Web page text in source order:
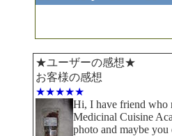
★ユーザーの感想★
お客様の感想
★★★★★
Hi, I have friend who
Medicinal Cuisine
photo and maybe you